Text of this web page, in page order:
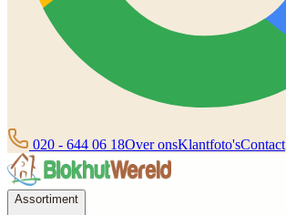
020 - 644 06 18Over onsKlantfoto'sContact
Assortiment